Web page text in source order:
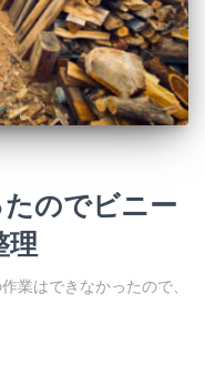
たのでビニー
理
業はできなかったので、